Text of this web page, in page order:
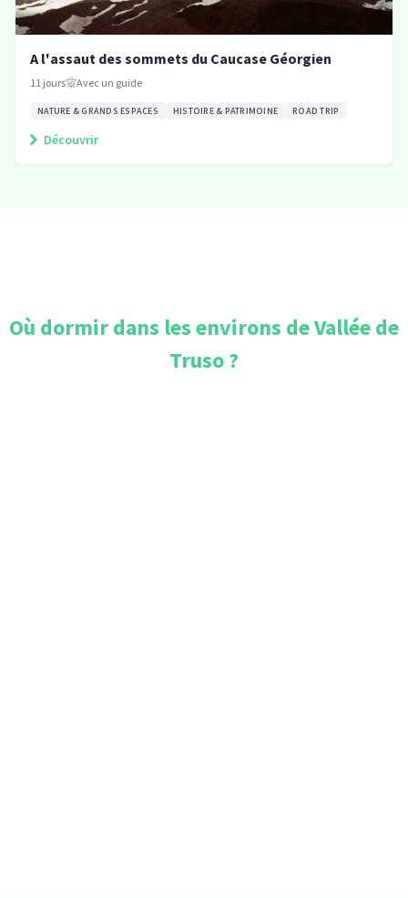
A l'assaut des sommets du Caucase Géorgien
11 jours Avec un guide
NATURE & GRANDS ESPACES HISTOIRE & PATRIMOINE ROAD TRIP
Découvrir
Où dormir dans les environs deVallée de
Truso?